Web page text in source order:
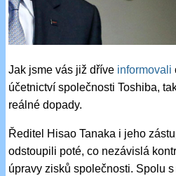
Jak jsme vás již dříve informovali
účetnictví společnosti Toshiba,
reálné dopady.
Ředitel Hisao Tanaka i jeho
odstoupili poté, co nezávislá
úpravy zisků společnosti. Spolu